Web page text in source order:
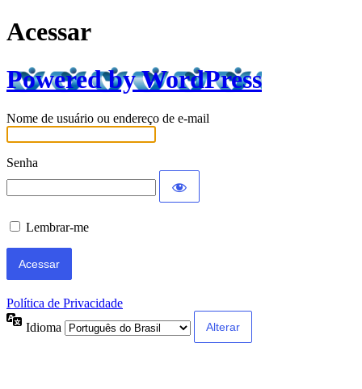
Acessar
Powered by WordPress
Nome de usuário ou endereço de e-mail
Senha
Lembrar-me
Política de Privacidade
Idioma